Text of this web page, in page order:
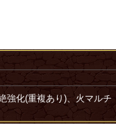
強化(重複あり)、火マルチ